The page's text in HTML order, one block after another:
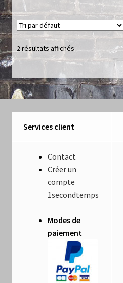
2 résultats affichés
Services client
Contact
Créer un
compte
1secondtemps
Modes de
paiement